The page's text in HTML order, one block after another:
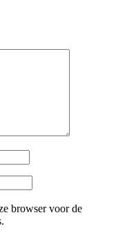
browser voor de